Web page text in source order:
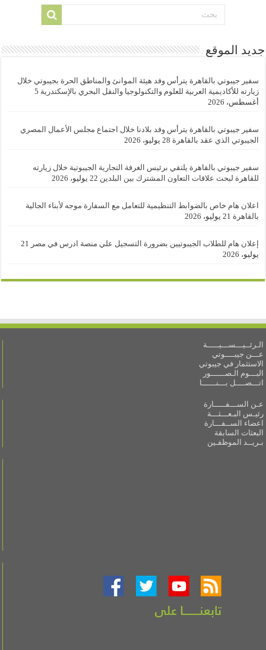
جديد الموقع
سفير جيبوتي بالقاهرة يترأس وفد هيئة الموانئ والمناطق الحرة بجيبوتي خلال
زيارته للأكاديمية العربية للعلوم والتكنولوجيا والنقل البحري بالإسكندرية 5
أغسطس، 2026
سفير جيبوتي بالقاهرة يترأس وفد بلادنا خلال اجتماع مجلس الأعمال المصري
الجيبوتي الذي عقد بالقاهرة 28 يوليو، 2026
سفير جيبوتي بالقاهرة يلتقي برئيس الغرفة التجارية الجيبوتية خلال زيارته
للقاهرة لبحث علاقات التعاون المشترك بين البلدين 22 يوليو، 2026
اعلان هام خاص بالضوابط التنظيمية للتعامل مع السفارة موجه لأبناء الجالية
بالقاهرة 21 يوليو، 2026
إعلان هام للطلاب الجيبوتيين بضرورة التسجيل علي منصة ادرس في مصر
21
يوليو، 2026
الـرئــيـــســـيـــــة
عـــن جيبــــوتي
الاستثمار في جيبوتي
البـــوم الـصــــــور
اتـــصــــل بـــنــــــا
عـن الســـفـــــارة
رئيـس البـعـــثـــة
اعضاء الســفـــارة
البعثات السابقة
بـريــد الموظفـين